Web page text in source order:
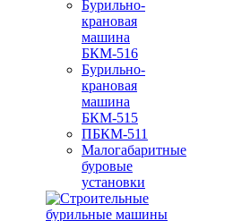
Бурильно-
крановая
машина
БКМ-516
Бурильно-
крановая
машина
БКМ-515
ПБКМ-511
Малогабаритные
буровые
установки